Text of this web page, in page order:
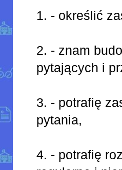
1. - określić
2. - znam
pytających i
3. - potrafię
pytania,
4. - potrafię